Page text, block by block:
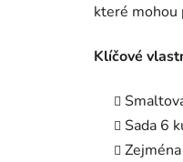
které mohou
Klíčové
Sada 6